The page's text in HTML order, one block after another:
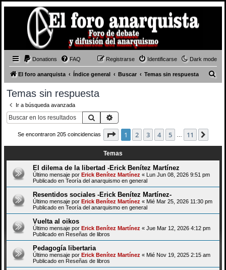
Dark mode
Donations FAQ Identificarse
Registrarse
El foro anarquista Índice general Buscar Temas sin respuesta
Temas sin respuesta
Ir a búsqueda avanzada
Buscar
Se encontraron 205 coincidencias Página de 11
1 2 3 4 5 11
Temas
El dilema de la libertad -Erick Benítez Martínez
Último mensaje por Erick Benítez Martínez « Lun Jun 08, 2026 9:51 pm
Publicado en Teoría del anarquismo en general
Resentidos sociales -Erick Benítez Martínez-
Último mensaje por Erick Benítez Martínez « Mié Mar 25, 2026 11:30 pm
Publicado en Teoría del anarquismo en general
Vuelta al oikos
Último mensaje por Erick Benítez Martínez « Jue Mar 12, 2026 4:12 pm
Publicado en Reseñas de libros
Pedagogía libertaria
Último mensaje por Erick Benítez Martínez « Mié Nov 19, 2025 2:15 am
Publicado en Reseñas de libros